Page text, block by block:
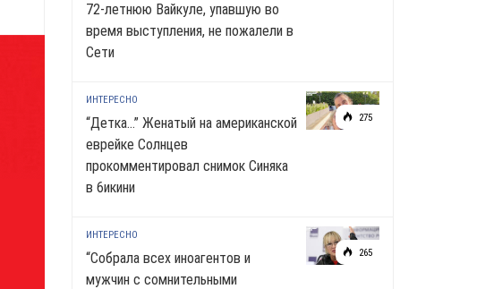
72-летнюю Вайкуле, упавшую во
время выступления, не пожалели в
Сети
275
ИНТЕРЕСНО
“Детка…” Женатый на американской
еврейке Солнцев
прокомментировал снимок Синяка
в 6икини
265
ИНТЕРЕСНО
“Собрала всех иноагентов и
мужчин с сомнительными